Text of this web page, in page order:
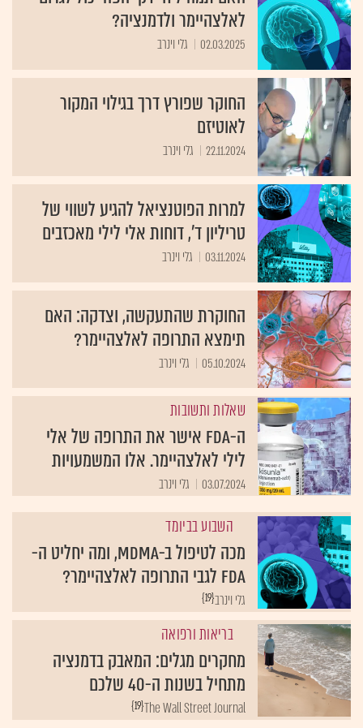
לאלצהיימר ולדמנציה?
02.03.2025 גלי וינרב
החוקר שפורץ דרך בגילוי המקור
לאוטיזם
22.11.2024 גלי וינרב
למרות הפוטנציאל להגיע לשווי של
טריליון ד', דוחות אלי לילי מאכזבים
03.11.2024 גלי וינרב
החוקרת שהתעקשה, וצדקה: האם
תימצא התרופה לאלצהיימר?
05.10.2024 גלי וינרב
שאלות ותשובות
ה-FDA אישר את התרופה של אלי
לילי לאלצהיימר. אלו המשמעויות
03.07.2024 גלי וינרב
השבוע בביומד
מכה לטיפול ב-MDMA, ומה יחליט ה-
FDA לגבי התרופה לאלצהיימר?
{19}גלי וינרב
בריאות ורפואה
מחקרים מגלים: המאבק בדמנציה
מתחיל בשנות ה-40 שלכם
{19}The Wall Street Journal